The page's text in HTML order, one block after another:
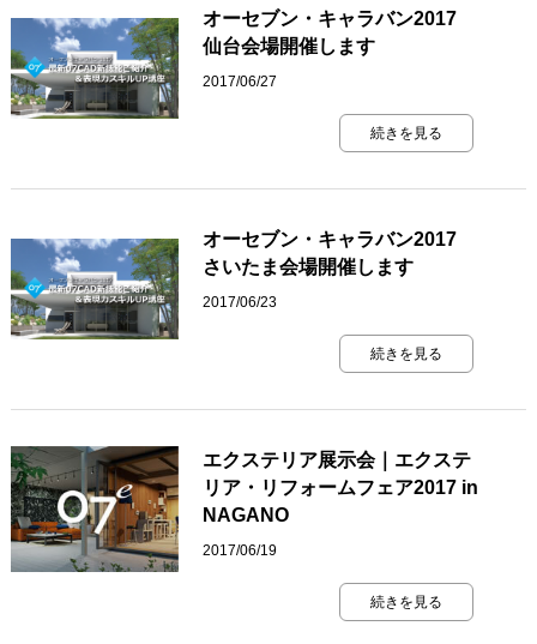
オーセブン・キャラバン2017
仙台会場開催します
2017/06/27
続きを見る
オーセブン・キャラバン2017
さいたま会場開催します
2017/06/23
続きを見る
エクステリア展示会｜エクステ
リア・リフォームフェア2017 in
NAGANO
2017/06/19
続きを見る